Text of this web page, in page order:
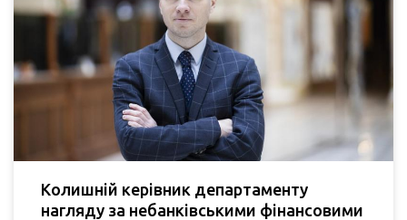
Колишній керівник департаменту
нагляду за небанківськими фінансовими